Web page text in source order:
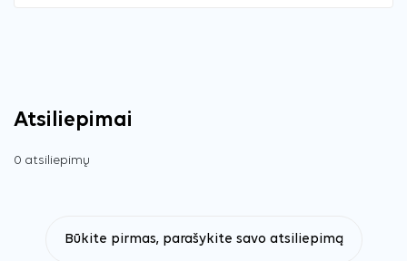
Atsiliepimai
0 atsiliepimų
Būkite pirmas, parašykite savo atsiliepimą